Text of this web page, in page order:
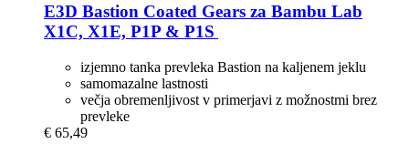
E3D Bastion Coated Gears za Bambu Lab
X1C, X1E, P1P & P1S
izjemno tanka prevleka Bastion na kaljenem jeklu
samomazalne lastnosti
večja obremenljivost v primerjavi z možnostmi brez
prevleke
€ 65,49